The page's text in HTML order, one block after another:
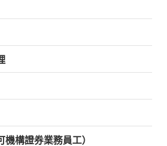
機構證券業務員工）